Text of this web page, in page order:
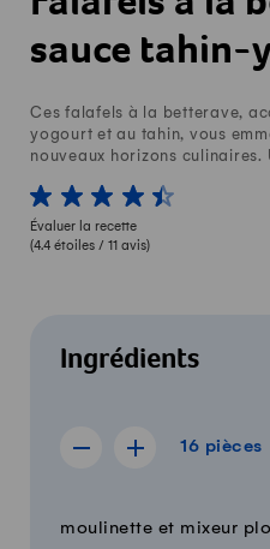
sauce tahin-
Ces falafels à la betterave,
yogourt et au tahin, vous
nouveaux horizons culinaires.
1 von 5 étoiles
2 von 5 étoiles
3 von 5 étoiles
4 von 5 étoiles
5 von 5 étoiles
Évaluer la recette
(4.4 étoiles / 11 avis)
Ingrédients
16 pièces
Afficher la recette de
Afficher la
16 pièces
QuantitéIngrédients
moulinette et mixeur